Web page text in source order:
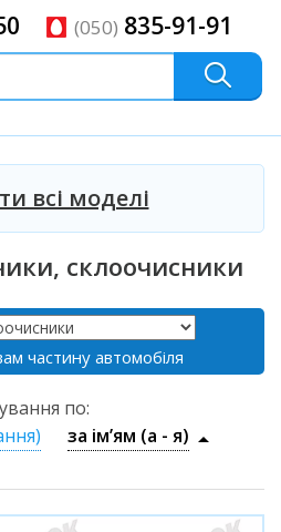
(050) 835-91-91
всі моделі
склоочисники
частину автомобіля
по:
за ім’ям (a - я)